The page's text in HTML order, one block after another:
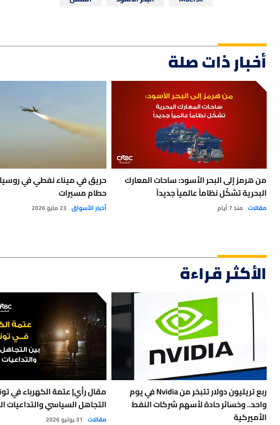
أخبار ذات صلة
من هرمز إلى البحر الأسود: ساحات المعارك
البحرية تشكّل نظاماً عالمياً جديداً
مقالات منذ 7 أيام
حريق في ميناء نفطي في
حطام مسيرات
أخبار الأسواق 23 مايو 2026
الأكثر قراءة
ربع تريليون دولار تتبخر من Nvidia في يوم
واحد.. وخسائر حادة لأسهم شركات النفط
الأميركية
مقال رأي| عتمة الكهرباء في
التجاهل السياسي والتداعيات
مقالات 31 يوليو 2026